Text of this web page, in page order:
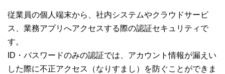
従業員の個人端末から、社内システムやクラウドサービ
ス、業務アプリへアクセスする際の認証セキュリティで
す。
ID・パスワードのみの認証では、アカウント情報が漏えい
した際に不正アクセス（なりすまし）を防ぐことができま